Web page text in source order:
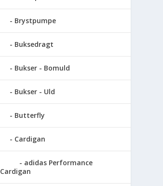
Brystpumpe
Buksedragt
Bukser - Bomuld
Bukser - Uld
Butterfly
Cardigan
adidas Performance
Cardigan